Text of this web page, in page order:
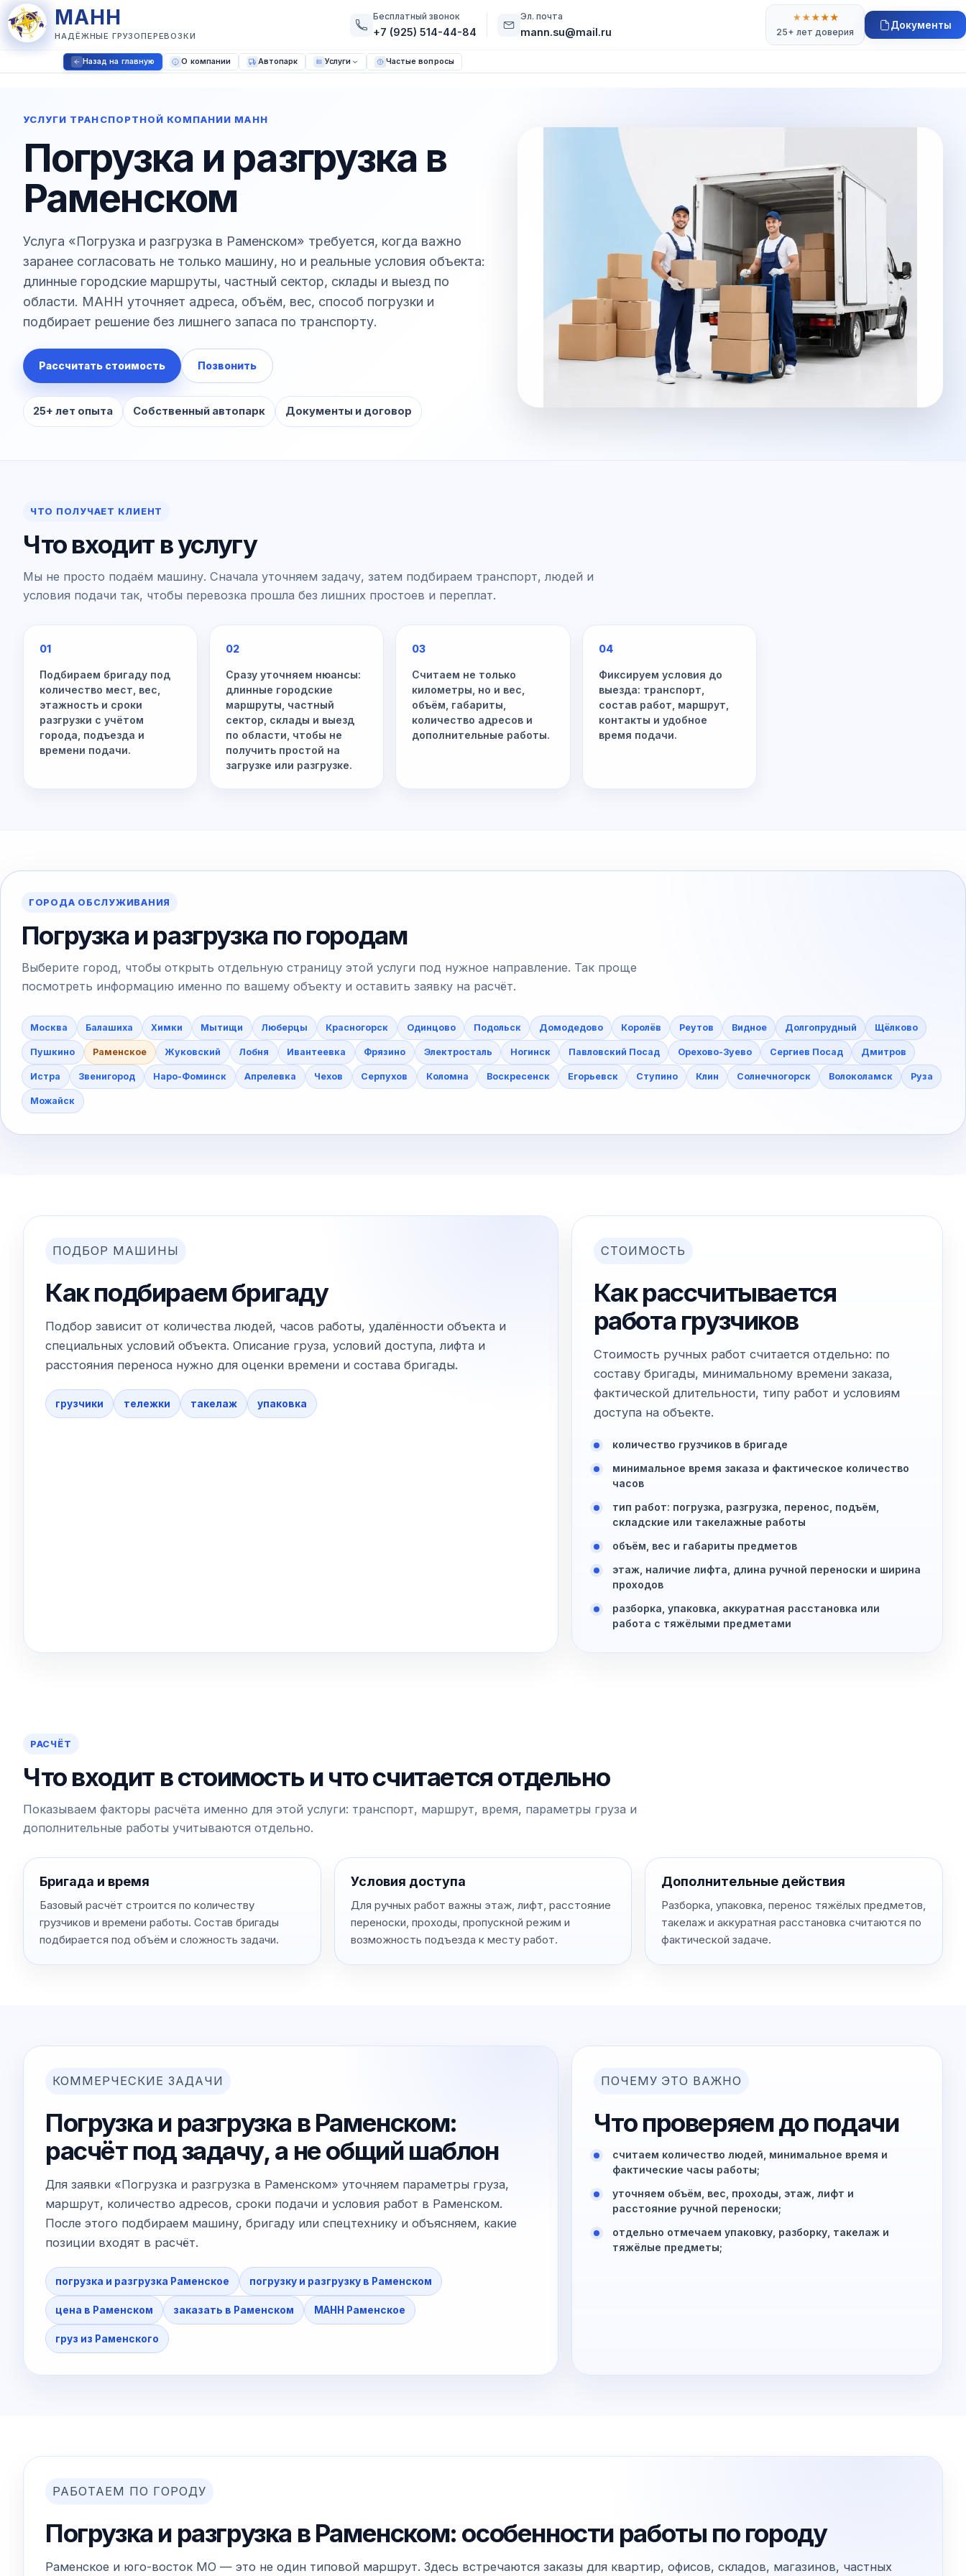
МАНН
НАДЁЖНЫЕ ГРУЗОПЕРЕВОЗКИ
Бесплатный звонок
+7 (925) 514-44-84
Эл. почта
mann.su@mail.ru
★★★★★
25+ лет доверия
Документы
Назад на главную О компании Автопарк Услуги Частые вопросы
УСЛУГИ ТРАНСПОРТНОЙ КОМПАНИИ МАНН
Погрузка и разгрузка в
Раменском
Услуга «Погрузка и разгрузка в Раменском» требуется, когда важно
заранее согласовать не только машину, но и реальные условия объекта:
длинные городские маршруты, частный сектор, склады и выезд по
области. МАНН уточняет адреса, объём, вес, способ погрузки и
подбирает решение без лишнего запаса по транспорту.
Рассчитать стоимость Позвонить
25+ лет опыта Собственный автопарк Документы и договор
ЧТО ПОЛУЧАЕТ КЛИЕНТ
Что входит в услугу
Мы не просто подаём машину. Сначала уточняем задачу, затем подбираем транспорт, людей и
условия подачи так, чтобы перевозка прошла без лишних простоев и переплат.
01
Подбираем бригаду под
количество мест, вес,
этажность и сроки
разгрузки с учётом
города, подъезда и
времени подачи.
02
Сразу уточняем нюансы:
длинные городские
маршруты, частный
сектор, склады и выезд
по области, чтобы не
получить простой на
загрузке или разгрузке.
03
Считаем не только
километры, но и вес,
объём, габариты,
количество адресов и
дополнительные работы.
04
Фиксируем условия до
выезда: транспорт,
состав работ, маршрут,
контакты и удобное
время подачи.
ГОРОДА ОБСЛУЖИВАНИЯ
Погрузка и разгрузка по городам
Выберите город, чтобы открыть отдельную страницу этой услуги под нужное направление. Так проще
посмотреть информацию именно по вашему объекту и оставить заявку на расчёт.
Москва Балашиха Химки Мытищи Люберцы Красногорск Одинцово Подольск Домодедово Королёв Реутов Видное Долгопрудный Щёлково
Пушкино Раменское Жуковский Лобня Ивантеевка Фрязино Электросталь Ногинск Павловский Посад Орехово-Зуево Сергиев Посад Дмитров
Истра Звенигород Наро-Фоминск Апрелевка Чехов Серпухов Коломна Воскресенск Егорьевск Ступино Клин Солнечногорск Волоколамск Руза
Можайск
ПОДБОР МАШИНЫ
Как подбираем бригаду
Подбор зависит от количества людей, часов работы, удалённости объекта и
специальных условий объекта. Описание груза, условий доступа, лифта и
расстояния переноса нужно для оценки времени и состава бригады.
грузчики тележки такелаж упаковка
СТОИМОСТЬ
Как рассчитывается
работа грузчиков
Стоимость ручных работ считается отдельно: по
составу бригады, минимальному времени заказа,
фактической длительности, типу работ и условиям
доступа на объекте.
количество грузчиков в бригаде
минимальное время заказа и фактическое количество
часов
тип работ: погрузка, разгрузка, перенос, подъём,
складские или такелажные работы
объём, вес и габариты предметов
этаж, наличие лифта, длина ручной переноски и ширина
проходов
разборка, упаковка, аккуратная расстановка или
работа с тяжёлыми предметами
РАСЧЁТ
Что входит в стоимость и что считается отдельно
Показываем факторы расчёта именно для этой услуги: транспорт, маршрут, время, параметры груза и
дополнительные работы учитываются отдельно.
Бригада и время
Базовый расчёт строится по количеству
грузчиков и времени работы. Состав бригады
подбирается под объём и сложность задачи.
Условия доступа
Для ручных работ важны этаж, лифт, расстояние
переноски, проходы, пропускной режим и
возможность подъезда к месту работ.
Дополнительные действия
Разборка, упаковка, перенос тяжёлых предметов,
такелаж и аккуратная расстановка считаются по
фактической задаче.
КОММЕРЧЕСКИЕ ЗАДАЧИ
Погрузка и разгрузка в Раменском:
расчёт под задачу, а не общий шаблон
Для заявки «Погрузка и разгрузка в Раменском» уточняем параметры груза,
маршрут, количество адресов, сроки подачи и условия работ в Раменском.
После этого подбираем машину, бригаду или спецтехнику и объясняем, какие
позиции входят в расчёт.
погрузка и разгрузка Раменское погрузку и разгрузку в Раменском
цена в Раменском заказать в Раменском МАНН Раменское
груз из Раменского
ПОЧЕМУ ЭТО ВАЖНО
Что проверяем до подачи
считаем количество людей, минимальное время и
фактические часы работы;
уточняем объём, вес, проходы, этаж, лифт и
расстояние ручной переноски;
отдельно отмечаем упаковку, разборку, такелаж и
тяжёлые предметы;
РАБОТАЕМ ПО ГОРОДУ
Погрузка и разгрузка в Раменском: особенности работы по городу
Раменское и юго-восток МО — это не один типовой маршрут. Здесь встречаются заказы для квартир, офисов, складов, магазинов, частных